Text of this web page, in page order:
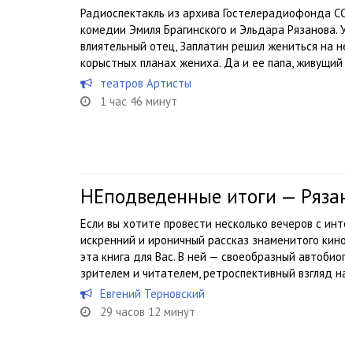
Радиоспектакль из архива Гостелерадиофонда
комедии Эмиля Брагинского и Эльдара Рязанова.
влиятельный отец, Заплатин решил жениться на
корыстных планах жениха. Да и ее папа, живущий
теaтров Артисты
1 час 46 минут
НЕподведенные итоги —
Если вы хотите провести несколько вечеров с
искренний и ироничный рассказ знаменитого
эта книга для Вас. В ней — своеобразный
зрителем и читателем, ретроспективный взгляд
Евгений Терновский
29 часов 12 минут